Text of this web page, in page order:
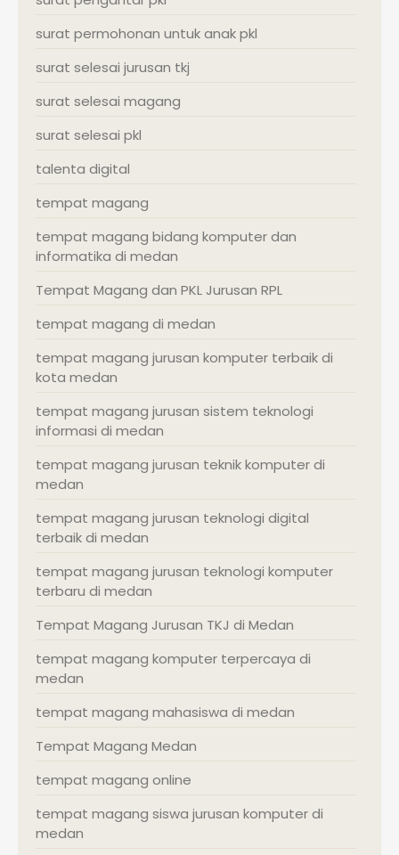
surat permohonan untuk anak pkl
surat selesai jurusan tkj
surat selesai magang
surat selesai pkl
talenta digital
tempat magang
tempat magang bidang komputer dan
informatika di medan
Tempat Magang dan PKL Jurusan RPL
tempat magang di medan
tempat magang jurusan komputer terbaik di
kota medan
tempat magang jurusan sistem teknologi
informasi di medan
tempat magang jurusan teknik komputer di
medan
tempat magang jurusan teknologi digital
terbaik di medan
tempat magang jurusan teknologi komputer
terbaru di medan
Tempat Magang Jurusan TKJ di Medan
tempat magang komputer terpercaya di
medan
tempat magang mahasiswa di medan
Tempat Magang Medan
tempat magang online
tempat magang siswa jurusan komputer di
medan